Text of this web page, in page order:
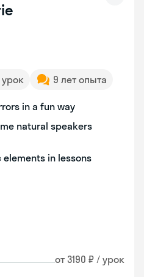
урок 9 лет опыта
in a fun way
natural speakers
in lessons
от 3190 ₽ / урок